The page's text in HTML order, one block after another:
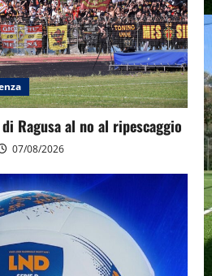
Ragusa al no al ripescaggio
07/08/2026